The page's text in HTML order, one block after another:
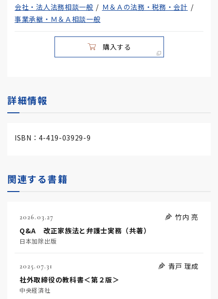
会社・法人法務相談一般
Ｍ＆Ａの法務・税務・会計
事業承継・Ｍ＆Ａ相談一般
購入する
詳細情報
ISBN：4-419-03929-9
関連する書籍
2026.03.27
竹内 亮
Q&A 改正家族法と弁護士実務（共著）
日本加除出版
2025.07.31
青戸 理成
社外取締役の教科書＜第２版＞
中央経済社